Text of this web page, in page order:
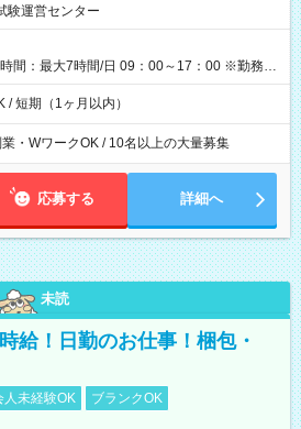
家試験 7:00～13:30（休憩なし） 時給1,300
）×6時間＝日収8,400円＋交通費 【試用期
験運営センター
間：最大7時間/日 09：00～17：00 ※勤務時
なります。
/ 短期（1ヶ月以内）
・WワークOK / 10名以上の大量募集
応募する 詳細へ
未読
給！日勤のお仕事！梱包・
人未経験OK
ブランクOK